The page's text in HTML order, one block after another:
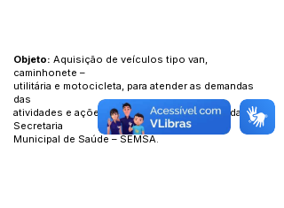
Objeto: Aquisição de veículos tipo van,
caminhonete –
utilitária e motocicleta, para atender as demandas
das
atividades e ações desempenhadas através da
Secretaria
Municipal de Saúde – SEMSA.